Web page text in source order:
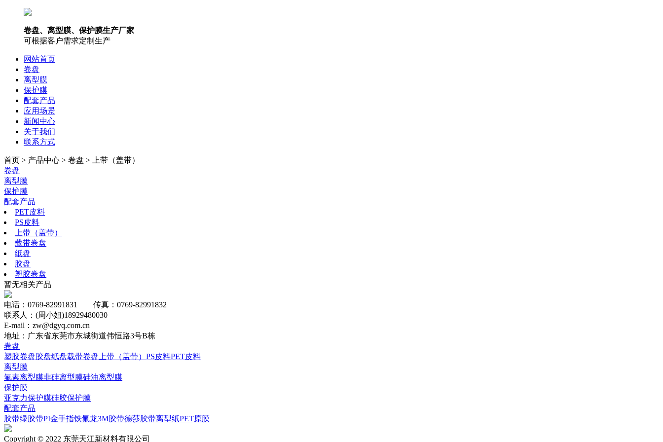
卷盘、离型膜、保护膜生产厂家
可根据客户需求定制生产
网站首页
卷盘
离型膜
保护膜
配套产品
应用场景
新闻中心
关于我们
联系方式
首页 > 产品中心 > 卷盘 > 上带（盖带）
卷盘
离型膜
保护膜
配套产品
PET皮料
PS皮料
上带（盖带）
载带卷盘
纸盘
胶盘
塑胶卷盘
暂无相关产品
电话：0769-82991831 传真：0769-82991832
联系人：(周小姐)18929480030
E-mail：zw@dgyq.com.cn
地址：广东省东莞市东城街道伟恒路3号B栋
卷盘
塑胶卷盘胶盘纸盘载带卷盘 上带（盖带） PS皮料PET皮料
离型膜
氟素离型膜非硅离型膜硅油离型膜
保护膜
亚克力保护膜硅胶保护膜
配套产品
胶带绿胶带PI金手指铁氟龙3M胶带德莎胶带离型纸PET原膜
Copyright © 2022 东莞天江新材料有限公司